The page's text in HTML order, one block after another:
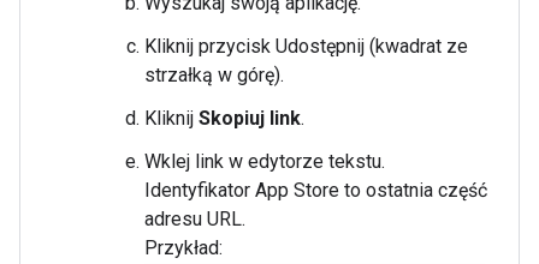
Kliknij przycisk Udostępnij (kwadrat ze
strzałką w górę).
Kliknij Skopiuj link.
Wklej link w edytorze tekstu.
Identyfikator App Store to ostatnia część
adresu URL.
Przykład: